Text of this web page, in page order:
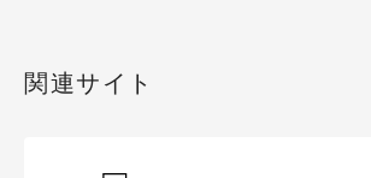
関連サイト